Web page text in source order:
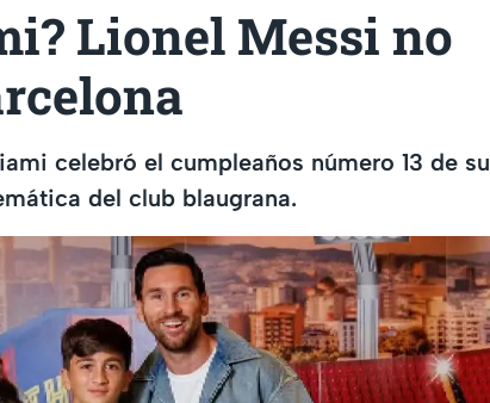
Lionel Messi no
celebró el cumpleaños número 13 de su
del club blaugrana.